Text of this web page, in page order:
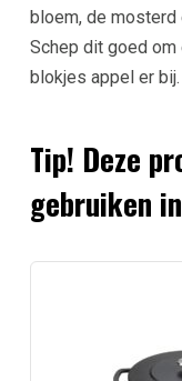
bloem, de mosterd
Schep dit goed om
blokjes appel er bij.
Tip! Deze
gebruiken